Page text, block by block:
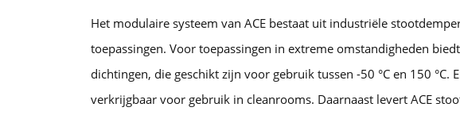
Het modulaire systeem van ACE bestaat uit industriële
toepassingen. Voor toepassingen in extreme omstandigheden
dichtingen, die geschikt zijn voor gebruik tussen -50 °C en 150 °C.
verkrijgbaar voor gebruik in cleanrooms. Daarnaast levert ACE